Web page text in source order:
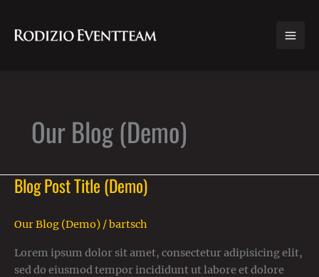
springen
Our Blog (Demo)
Blog Post Title (Demo)
Our Blog (Demo) /bartsch
Lorem ipsum dolor sit amet, consectetur adipisicing elit,
sed do eiusmod tempor incididunt ut labore et dolore
Blog
Post